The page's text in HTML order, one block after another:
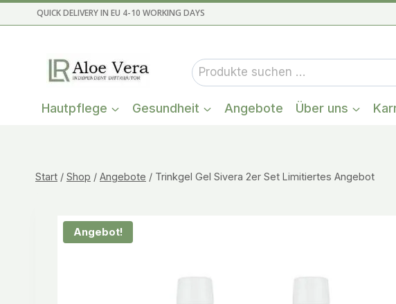
Inhalt
QUICK DELIVERY IN EU 4-10 WORKING DAYS
Suchen
nach:
Hautpflege Gesundheit Angebote Über uns
Start / Shop / Angebote / Trinkgel Gel Sivera 2er Set Limitiertes Angebot
Angebot!